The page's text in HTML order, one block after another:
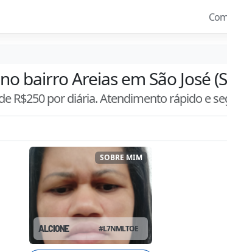
bairro Areias em São José
R$250por diária. Atendimentorápido e
SOBRE MIM
ALCIONE #L7NMLTOE